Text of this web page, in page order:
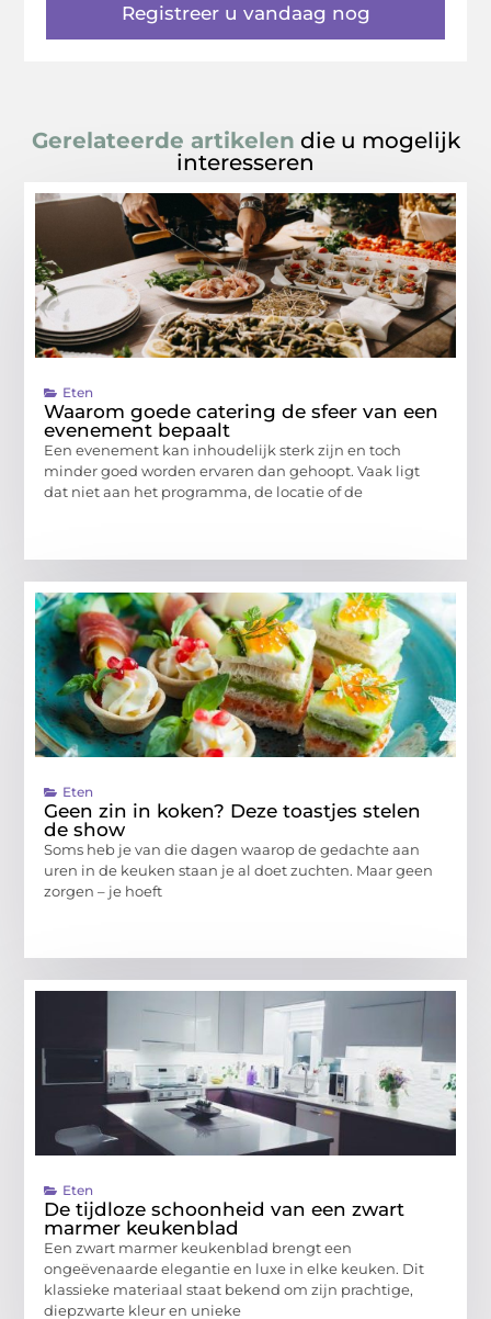
Registreer u vandaag nog
Gerelateerde artikelen die u mogelijk
interesseren
Eten
Waarom goede catering de sfeer van een
evenement bepaalt
Een evenement kan inhoudelijk sterk zijn en toch
minder goed worden ervaren dan gehoopt. Vaak ligt
dat niet aan het programma, de locatie of de
Eten
Geen zin in koken? Deze toastjes stelen
de show
Soms heb je van die dagen waarop de gedachte aan
uren in de keuken staan je al doet zuchten. Maar geen
zorgen – je hoeft
Eten
De tijdloze schoonheid van een zwart
marmer keukenblad
Een zwart marmer keukenblad brengt een
ongeëvenaarde elegantie en luxe in elke keuken. Dit
klassieke materiaal staat bekend om zijn prachtige,
diepzwarte kleur en unieke